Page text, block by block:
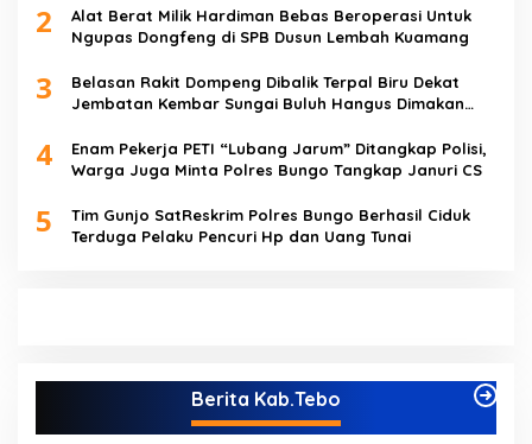
2
Alat Berat Milik Hardiman Bebas Beroperasi Untuk
Ngupas Dongfeng di SPB Dusun Lembah Kuamang
3
Belasan Rakit Dompeng Dibalik Terpal Biru Dekat
Jembatan Kembar Sungai Buluh Hangus Dimakan
4
Enam Pekerja PETI “Lubang Jarum” Ditangkap Polisi,
Warga Juga Minta Polres Bungo Tangkap Januri CS
5
Tim Gunjo SatReskrim Polres Bungo Berhasil Ciduk
Terduga Pelaku Pencuri Hp dan Uang Tunai
Berita Kab.Tebo